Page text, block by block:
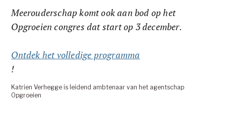
Meerouderschap komt ook aan bod op het
Opgroeien congres dat start op 3 december.
Ontdek het volledige programma
!
Katrien Verhegge is leidend ambtenaar van het agentschap
Opgroeien